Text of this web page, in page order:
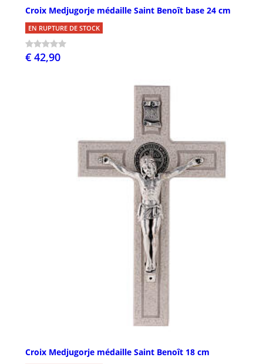
Croix Medjugorje médaille Saint Benoît base 24 cm
EN RUPTURE DE STOCK
€ 42,90
Croix Medjugorje médaille Saint Benoît 18 cm